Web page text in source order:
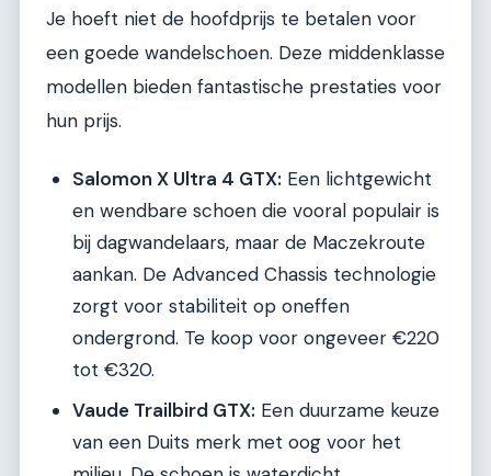
Je hoeft niet de hoofdprijs te betalen voor
een goede wandelschoen. Deze middenklasse
modellen bieden fantastische prestaties voor
hun prijs.
Salomon X Ultra 4 GTX: Een lichtgewicht
en wendbare schoen die vooral populair is
bij dagwandelaars, maar de Maczekroute
aankan. De Advanced Chassis technologie
zorgt voor stabiliteit op oneffen
ondergrond. Te koop voor ongeveer €220
tot €320.
Vaude Trailbird GTX: Een duurzame keuze
van een Duits merk met oog voor het